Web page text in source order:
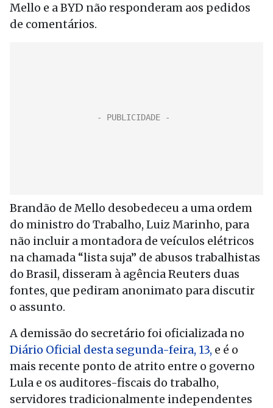
Mello e a BYD não responderam aos pedidos
de comentários.
Brandão de Mello desobedeceu a uma ordem
do ministro do Trabalho, Luiz Marinho, para
não incluir a montadora de veículos elétricos
na chamada “lista suja” de abusos trabalhistas
do Brasil, disseram à agência Reuters duas
fontes, que pediram anonimato para discutir
o assunto.
A demissão do secretário foi oficializada no
Diário Oficial desta segunda-feira, 13, e é o
mais recente ponto de atrito entre o governo
Lula e os auditores-fiscais do trabalho,
servidores tradicionalmente independentes